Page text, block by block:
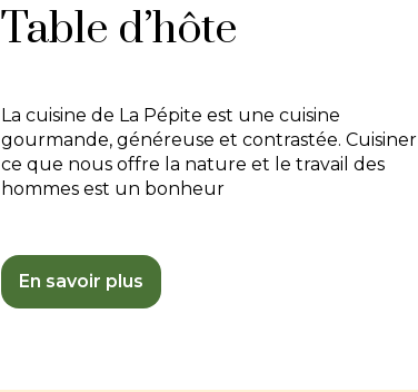
Table d’hôte
La cuisine de La Pépite est une cuisine
gourmande, généreuse et contrastée. Cuisiner
ce que nous offre la nature et le travail des
hommes est un bonheur
En savoir plus